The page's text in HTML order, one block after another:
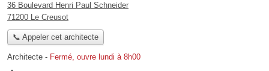
36 Boulevard Henri Paul Schneider
71200 Le Creusot
📞 Appeler cet architecte
Architecte - Fermé, ouvre lundi à 8h00